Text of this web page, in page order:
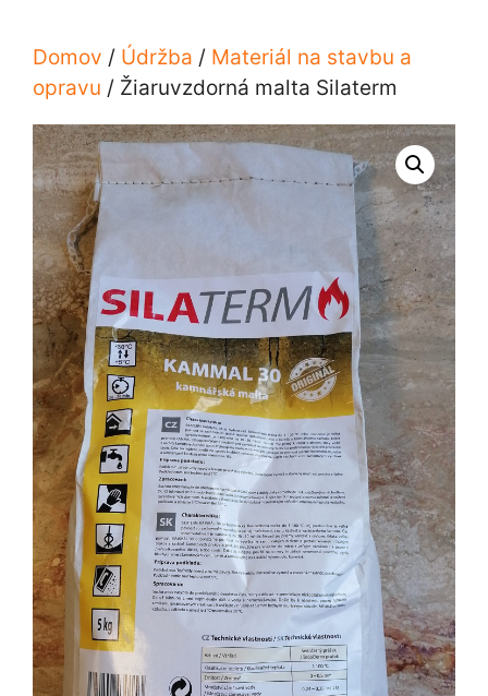
Domov / Údržba / Materiál na stavbu a
opravu / Žiaruvzdorná malta Silaterm